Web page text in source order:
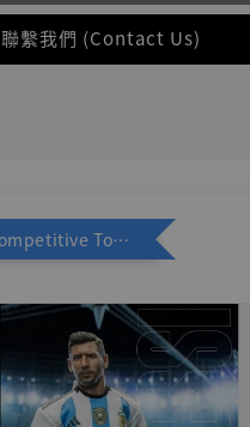
聯繫我們 (Contact Us)
加購優惠【Competitive Toys 梅西 [CM001]】